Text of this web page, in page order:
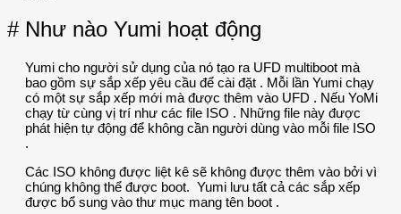
# Như nào Yumi hoạt động
Yumi cho người sử dụng của nó tạo ra UFD multiboot mà
bao gồm sự sắp xếp yêu cầu để cài đặt . Mỗi lần Yumi chạy
có một sự sắp xếp mới mà được thêm vào UFD . Nếu YoMi
chạy từ cùng vị trí như các file ISO . Những file này được
phát hiện tự động để không cần người dùng vào mỗi file ISO
.
Các ISO không được liệt kê sẽ không được thêm vào bởi vì
chúng không thể được boot. Yumi lưu tất cả các sắp xếp
được bổ sung vào thư mục mang tên boot .